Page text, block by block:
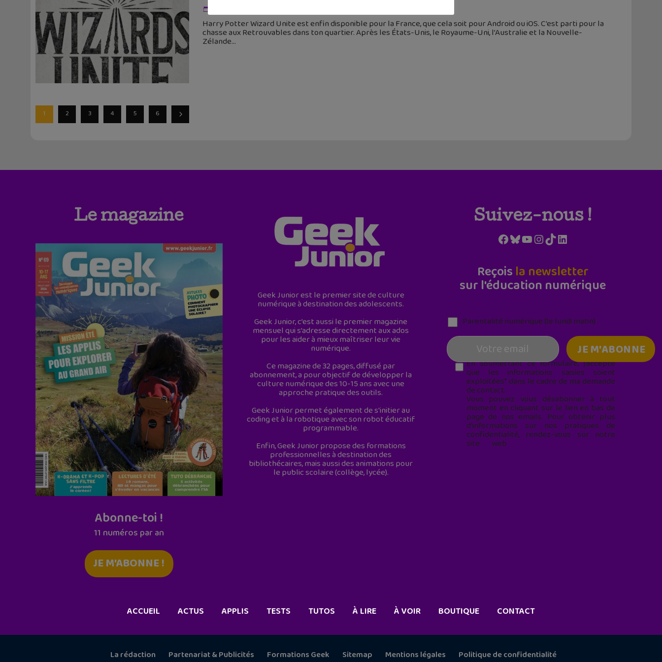
Harry Potter Wizard Unite est enfin disponible pour la France, que cela soit pour Android ou iOS. C'est parti pour la
chasse aux Retrouvables dans ton quartier. Après les États-Unis, le Royaume-Uni, l’Australie et la Nouvelle-
Zélande
1 2 3 4 5 6
Le magazine
Abonne-toi !
11 numéros par an
JE M'ABONNE !
Geek Junior est le premier site de culture
numérique à destination des adolescents.
Geek Junior, c’est aussi le premier magazine
mensuel qui s’adresse directement aux ados
pour les aider à mieux maîtriser leur vie
numérique.
Ce magazine de 32 pages, diffusé par
abonnement, a pour objectif de développer la
culture numérique des 10-15 ans avec une
approche pratique des outils.
Geek Junior permet également de s'initier au
coding et à la robotique avec son robot éducatif
programmable.
Enfin, Geek Junior propose des formations
professionnelles à destination des
bibliothécaires, mais aussi des animations pour
le public scolaire (collège, lycée).
Suivez-nous !
Facebook
Bluesky
YouTube
Instagram
TikTokLinkedIn
Reçois la newsletter
sur l'éducation numérique
Parentalité numérique (le lundi matin)
En soumettant ce formulaire, j’accepte
que les informations saisies soient
exploitées* dans le cadre de ma demande
de contact.
Vous pouvez vous désabonner à tout
moment en cliquant sur le lien en bas de
page de nos emails. Pour obtenir plus
d'informations sur nos pratiques de
confidentialité, rendez-vous sur notre
site web
ACCUEIL ACTUS APPLIS TESTS TUTOS À LIRE À VOIR BOUTIQUE CONTACT
La rédaction Partenariat & Publicités Formations Geek Sitemap Mentions légales Politique de confidentialité